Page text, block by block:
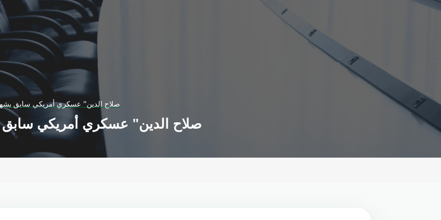
"صلاح الدين" عسكري أمريكي سابق
"صلاح الدين" عسكري أمريكي سابق